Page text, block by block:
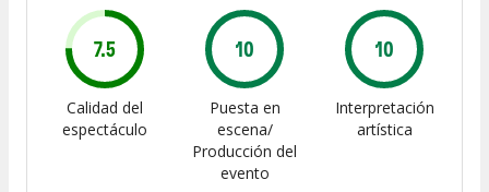
7.5
Calidad del
espectáculo
10
Puesta en
escena/
Producción del
evento
10
Interpretación
artística